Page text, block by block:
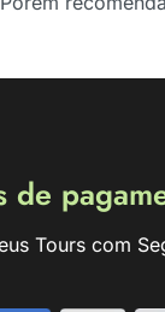
de
Tours com